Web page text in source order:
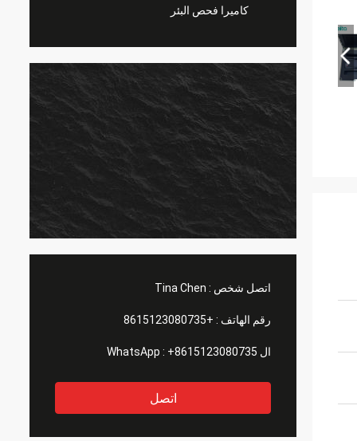
كاميرا فحص البئر
اتصل شخص : Tina Chen
رقم الهاتف : +8615123080735
ال WhatsApp : +8615123080735
اتصل